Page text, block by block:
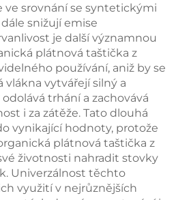
ve srovnání se syntetickými
snižují emise
je další významnou
plátnová taštička z
používání, aniž by se
vlákna vytvářejí silný a
trhání a zachovává
i za zátěže. Tato dlouhá
vynikající hodnoty, protože
plátnová taštička z
životnosti nahradit stovky
Univerzálnost těchto
využití v nejrůznějších